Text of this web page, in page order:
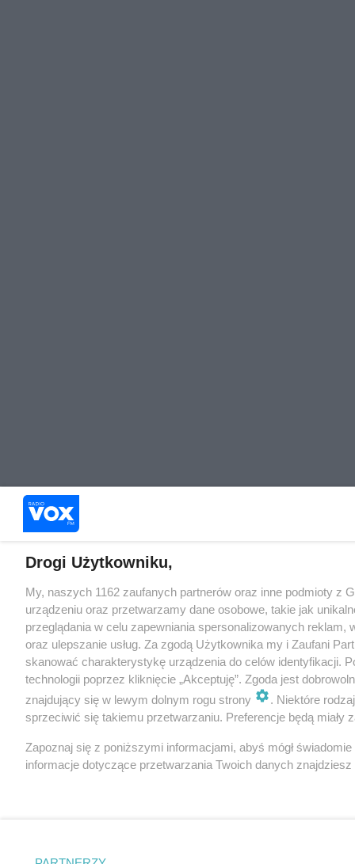
Drogi Użytkowniku,
My, naszych 1162 zaufanych partnerów oraz inne podmioty z
urządzeniu oraz przetwarzamy dane osobowe, takie jak
przeglądania w celu zapewniania spersonalizowanych
oraz ulepszanie usług. Za zgodą Użytkownika my i Zaufani
skanować charakterystykę urządzenia do celów identyfikacji.
technologii poprzez kliknięcie „Akceptuję”. Zgoda jest
znajdujący się w lewym dolnym rogu strony
. Niektóre
sprzeciwić się takiemu przetwarzaniu. Preferencje będą miały
Zapoznaj się z poniższymi informacjami, abyś mógł
informacje dotyczące przetwarzania Twoich danych